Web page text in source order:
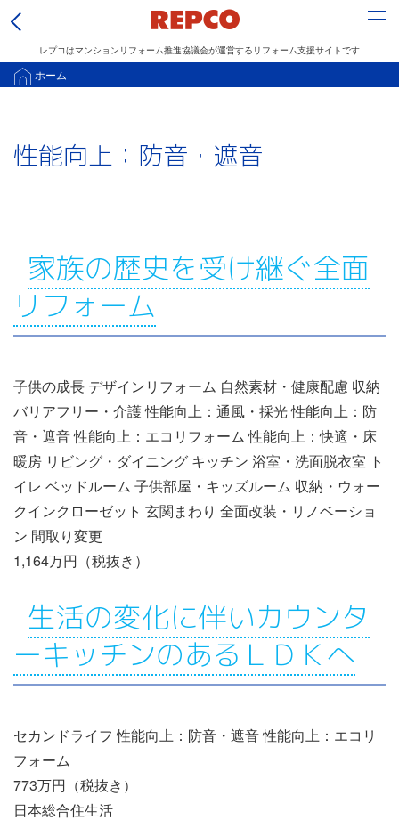
動
レプコはマンションリフォーム推進協議会が運営するリフォーム支援サイトです
ホーム
性能向上：防音・遮音
家族の歴史を受け継ぐ全面
リフォーム
子供の成長 デザインリフォーム 自然素材・健康配慮 収納
バリアフリー・介護 性能向上：通風・採光 性能向上：防
音・遮音 性能向上：エコリフォーム 性能向上：快適・床
暖房 リビング・ダイニング キッチン 浴室・洗面脱衣室 ト
イレ ベッドルーム 子供部屋・キッズルーム 収納・ウォー
クインクローゼット 玄関まわり 全面改装・リノベーショ
ン 間取り変更
1,164万円（税抜き）
生活の変化に伴いカウンタ
ーキッチンのあるＬＤＫへ
セカンドライフ 性能向上：防音・遮音 性能向上：エコリ
フォーム
773万円（税抜き）
日本総合住生活